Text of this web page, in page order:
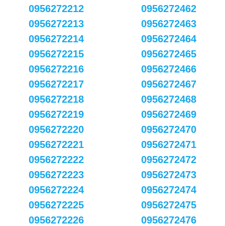
0956272212
0956272213
0956272214
0956272215
0956272216
0956272217
0956272218
0956272219
0956272220
0956272221
0956272222
0956272223
0956272224
0956272225
0956272226
0956272462
0956272463
0956272464
0956272465
0956272466
0956272467
0956272468
0956272469
0956272470
0956272471
0956272472
0956272473
0956272474
0956272475
0956272476